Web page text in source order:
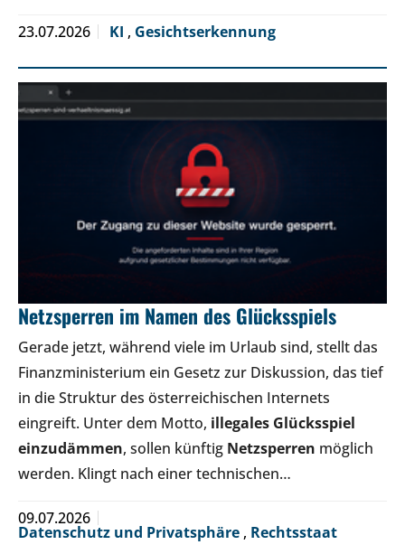
23.07.2026 KI , Gesichtserkennung
Netzsperren im Namen des Glücksspiels
Gerade jetzt, während viele im Urlaub sind, stellt das
Finanzministerium ein Gesetz zur Diskussion, das tief
in die Struktur des österreichischen Internets
eingreift. Unter dem Motto, illegales Glücksspiel
einzudämmen, sollen künftig Netzsperren möglich
werden. Klingt nach einer technischen…
09.07.2026
Datenschutz und Privatsphäre , Rechtsstaat